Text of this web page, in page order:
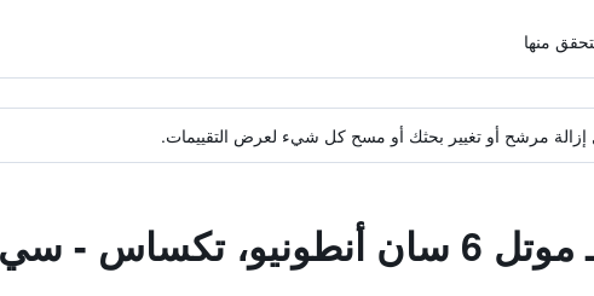
إزالة مرشح أو تغيير بحثك أو مسح كل شيء لعرض التقييمات.
سي وورلد نورث